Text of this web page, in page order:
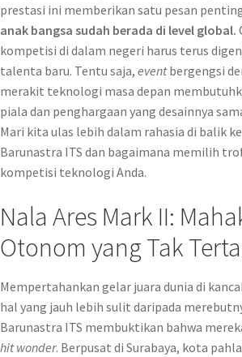
prestasi ini memberikan satu pesan
anak bangsa sudah berada di level global.
kompetisi di dalam negeri harus terus
talenta baru. Tentu saja, eventbergengsi
merakit teknologi masa depan
piala dan penghargaan yang desainnya
Mari kita ulas lebih dalam rahasia di balik
Barunastra ITS dan bagaimana memilih
kompetisi teknologi Anda.
Nala Ares Mark II:
Otonom yang Tak
Mempertahankan gelar juara dunia di
hal yang jauh lebih sulit daripada
Barunastra ITS membuktikan bahwa
hit wonder. Berpusat di Surabaya, kota